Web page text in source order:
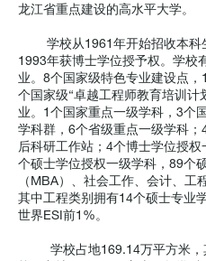
龙江省重点建设的高水平大学。
学校从1961年开始招收本科生
1993年获博士学位授予权。学校
业。8个国家级特色专业建设点
个国家级“卓越工程师教育培训计
业。1个国家重点一级学科，3个
学科群，6个省级重点一级学科
后科研工作站；4个博士学位授
个硕士学位授权一级学科，89个
（MBA）、社会工作、会计、工
其中工程类别拥有14个硕士专业
世界ESI前1%。
学校占地169.14万平方米，